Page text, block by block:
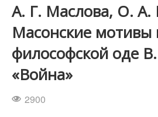
Издательская этика
Список авторов
А. Г. Маслова, О. А.
Масонские мотивы
философской оде
«Война»
2900